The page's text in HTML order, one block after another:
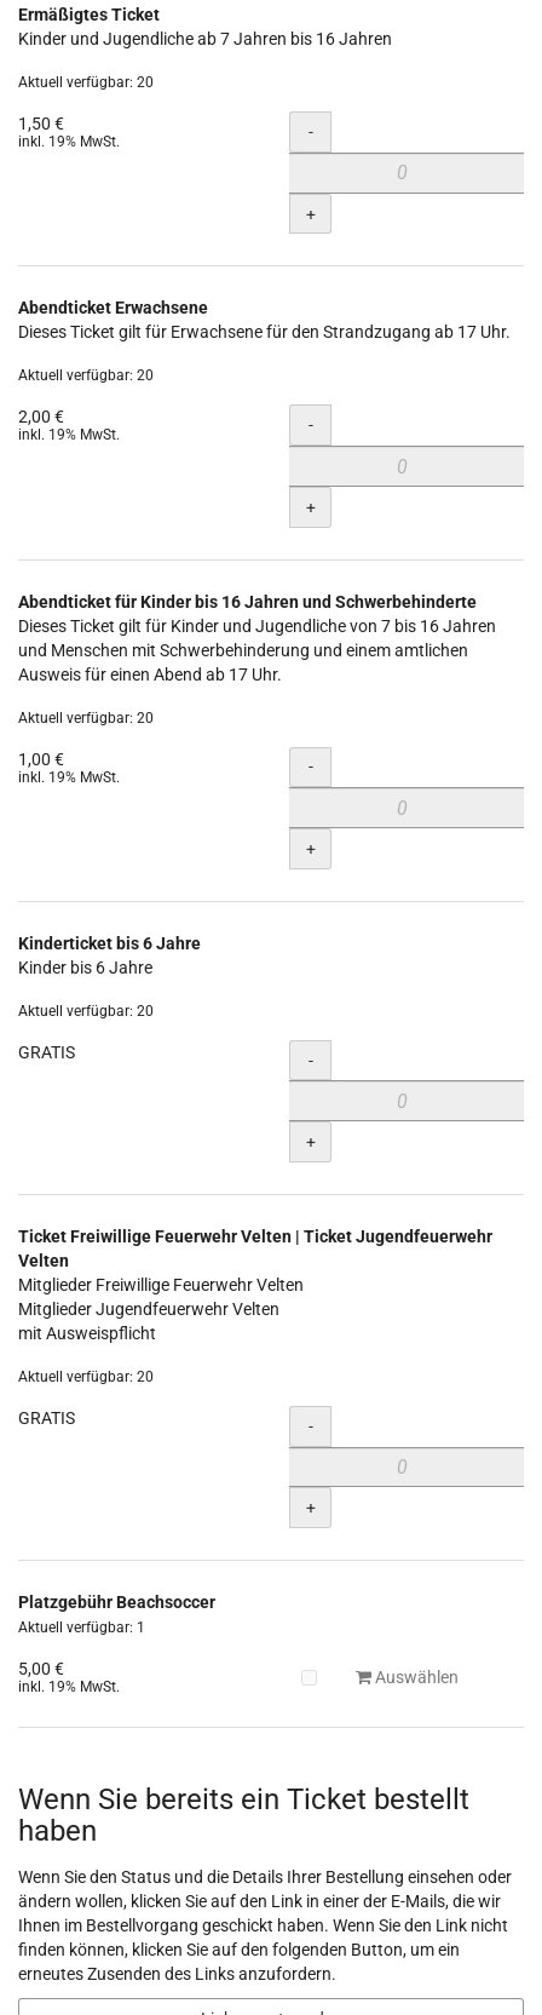
Ermäßigtes Ticket
Kinder und Jugendliche ab 7 Jahren bis 16 Jahren
Aktuell verfügbar: 20
1,50 €
inkl. 19% MwSt. Menge
-
+
Abendticket Erwachsene
Dieses Ticket gilt für Erwachsene für den Strandzugang ab 17 Uhr.
Aktuell verfügbar: 20
2,00 €
inkl. 19% MwSt. Menge
-
+
Abendticket für Kinder bis 16 Jahren und Schwerbehinderte
Dieses Ticket gilt für Kinder und Jugendliche von 7 bis 16 Jahren
und Menschen mit Schwerbehinderung und einem amtlichen
Ausweis für einen Abend ab 17 Uhr.
Aktuell verfügbar: 20
1,00 €
inkl. 19% MwSt. Menge
-
+
Kinderticket bis 6 Jahre
Kinder bis 6 Jahre
Aktuell verfügbar: 20
GRATIS Menge
-
+
Ticket Freiwillige Feuerwehr Velten | Ticket Jugendfeuerwehr
Velten
Mitglieder Freiwillige Feuerwehr Velten
Mitglieder Jugendfeuerwehr Velten
mit Ausweispflicht
Aktuell verfügbar: 20
GRATIS Menge
-
+
Platzgebühr Beachsoccer
Aktuell verfügbar: 1
5,00 €
inkl. 19% MwSt.
Auswählen
Wenn Sie bereits ein Ticket bestellt
haben
Wenn Sie den Status und die Details Ihrer Bestellung einsehen oder
ändern wollen, klicken Sie auf den Link in einer der E-Mails, die wir
Ihnen im Bestellvorgang geschickt haben. Wenn Sie den Link nicht
finden können, klicken Sie auf den folgenden Button, um ein
erneutes Zusenden des Links anzufordern.